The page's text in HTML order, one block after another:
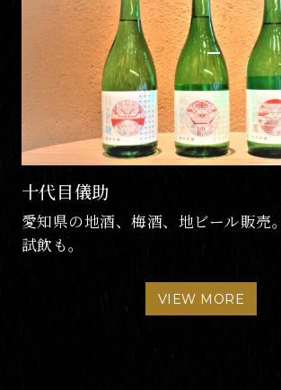
山本屋総本家 金シャチ横丁店
大正14年創業。伝統の味を守り続け
どん。
VIEW MORE